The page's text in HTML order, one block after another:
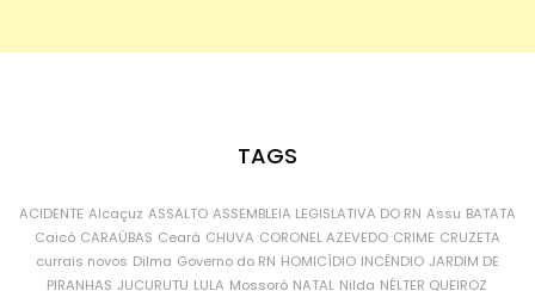
TAGS
ACIDENTE Alcaçuz ASSALTO ASSEMBLEIA LEGISLATIVA DO RN Assu BATATA
Caicó CARAÚBAS Ceará CHUVA CORONEL AZEVEDO CRIME CRUZETA
currais novos Dilma Governo do RN HOMICÍDIO INCÊNDIO JARDIM DE
PIRANHAS JUCURUTU LULA Mossoró NATAL Nilda NÉLTER QUEIROZ